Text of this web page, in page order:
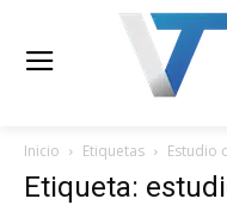
Inicio Etiquetas Estudio
Etiqueta: